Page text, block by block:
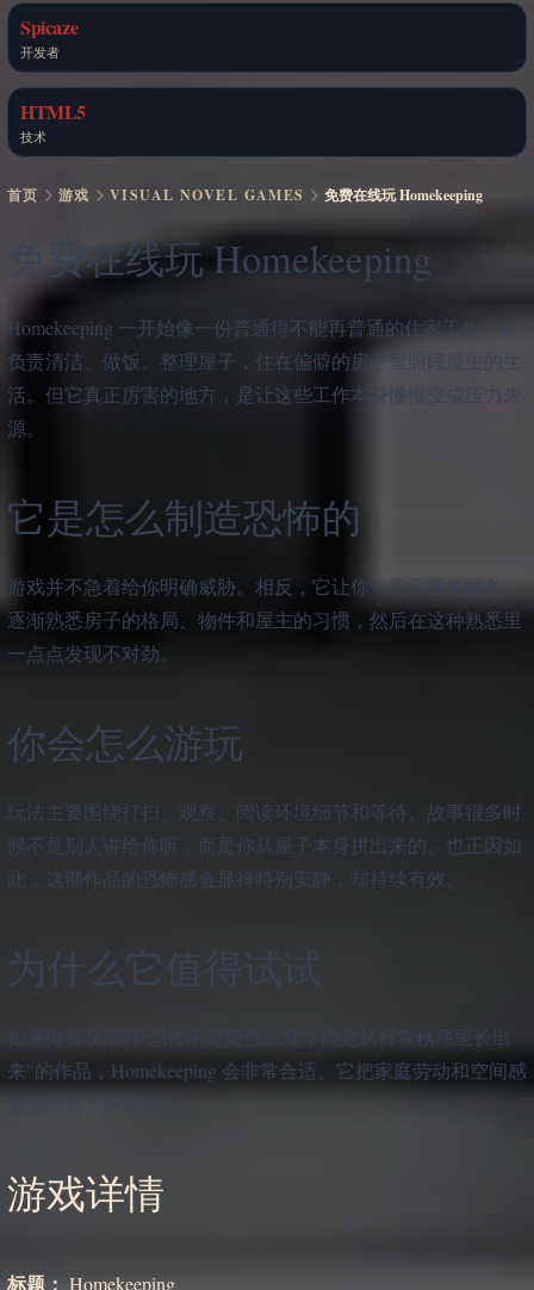
Spicaze
开发者
HTML5
技术
首页 游戏 VISUAL NOVEL GAMES 免费在线玩 Homekeeping
免费在线玩 Homekeeping
Homekeeping 一开始像一份普通得不能再普通的住家工作。你
负责清洁、做饭、整理屋子，住在偏僻的房子里照顾屋主的生
活。但它真正厉害的地方，是让这些工作本身慢慢变成压力来
源。
它是怎么制造恐怖的
游戏并不急着给你明确威胁。相反，它让你一天天重复家务，
逐渐熟悉房子的格局、物件和屋主的习惯，然后在这种熟悉里
一点点发现不对劲。
你会怎么游玩
玩法主要围绕打扫、观察、阅读环境细节和等待。故事很多时
候不是别人讲给你听，而是你从屋子本身拼出来的。也正因如
此，这部作品的恐怖感会显得特别安静，却持续有效。
为什么它值得试试
如果你喜欢那种“恐怖不是突然出现，而是从日常秩序里长出
来”的作品，Homekeeping 会非常合适。它把家庭劳动和空间感
真正写成了叙事核心。
游戏详情
标题： Homekeeping